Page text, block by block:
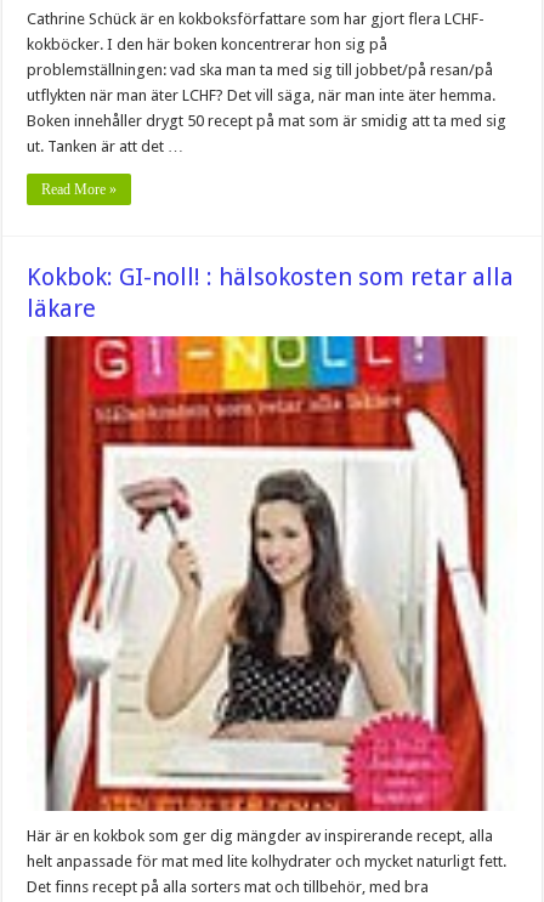
Cathrine Schück är en kokboksförfattare som har gjort flera LCHF-
kokböcker. I den här boken koncentrerar hon sig på
problemställningen: vad ska man ta med sig till jobbet/på resan/på
utflykten när man äter LCHF? Det vill säga, när man inte äter hemma.
Boken innehåller drygt 50 recept på mat som är smidig att ta med sig
ut. Tanken är att det …
Read More »
Kokbok: GI-noll! : hälsokosten som retar alla
läkare
Här är en kokbok som ger dig mängder av inspirerande recept, alla
helt anpassade för mat med lite kolhydrater och mycket naturligt fett.
Det finns recept på alla sorters mat och tillbehör, med bra